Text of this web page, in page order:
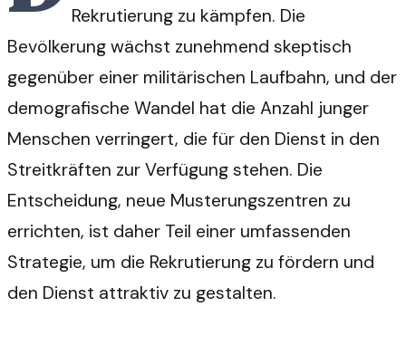
Rekrutierung zu kämpfen. Die
Bevölkerung wächst zunehmend skeptisch
gegenüber einer militärischen Laufbahn, und der
demografische Wandel hat die Anzahl junger
Menschen verringert, die für den Dienst in den
Streitkräften zur Verfügung stehen. Die
Entscheidung, neue Musterungszentren zu
errichten, ist daher Teil einer umfassenden
Strategie, um die Rekrutierung zu fördern und
den Dienst attraktiv zu gestalten.